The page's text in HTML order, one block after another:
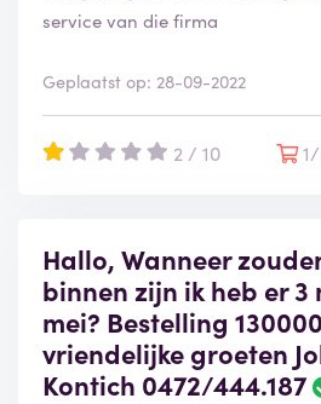
service van die firma
Geplaatst op: 28-09-2022
2 / 10
Hallo, Wanneer
binnen zijn ik heb er
mei? Bestelling
vriendelijke groeten
Kontich 0472/444.187